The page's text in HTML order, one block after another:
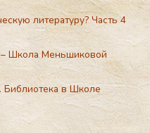
литературу? Часть 4
Школа Меньшиковой
Библиотека в Школе